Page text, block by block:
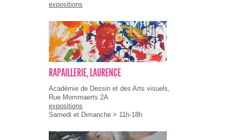
expositions
RAPAILLERIE, LAURENCE
Académie de Dessin et des Arts visuels,
Rue Mommaerts 2A
expositions
Samedi et Dimanche > 11h-18h